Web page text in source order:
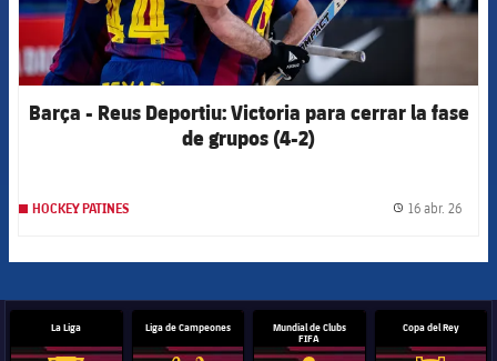
Barça - Reus Deportiu: Victoria para cerrar la fase
de grupos (4-2)
HOCKEY PATINES 16 abr. 26
La Liga Liga de Campeones
Mundial de Clubs
FIFA
Copa del Rey